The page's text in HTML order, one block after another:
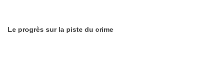
Le progrès sur la piste du crime